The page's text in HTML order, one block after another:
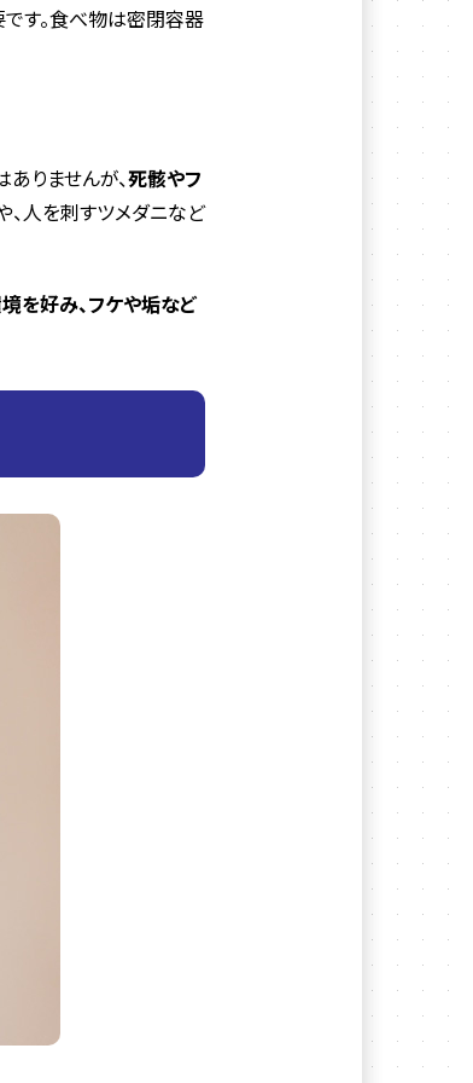
す。食べ物は密閉容器
りませんが、死骸やフ
、人を刺すツメダニなど
を好み、フケや垢など